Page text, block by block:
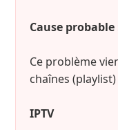
Cause probable
Ce problème
chaînes
IPTV